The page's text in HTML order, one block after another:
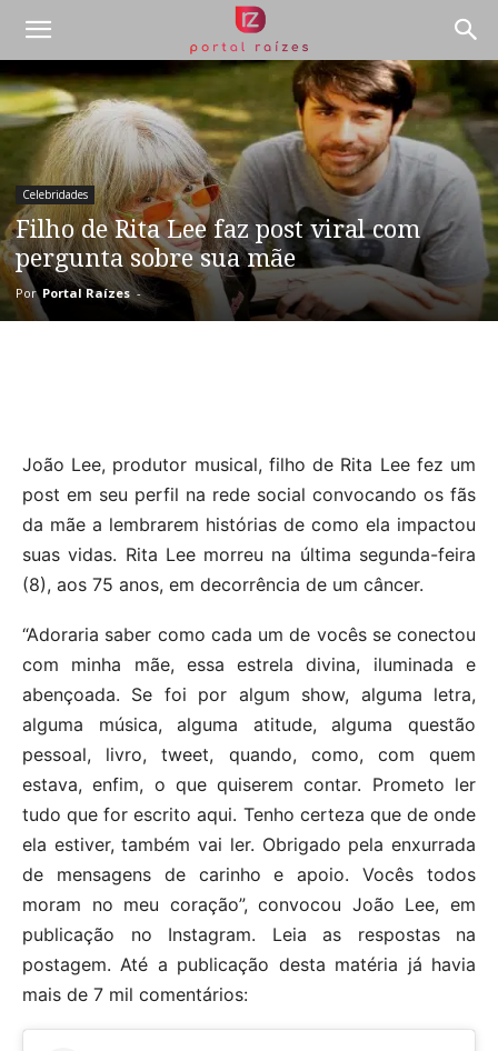
Celebridades
Filho de Rita Lee faz post viral com
pergunta sobre sua mãe
Por Portal Raízes -
João Lee, produtor musical, filho de Rita Lee fez um
post em seu perfil na rede social convocando os fãs
da mãe a lembrarem histórias de como ela impactou
suas vidas. Rita Lee morreu na última segunda-feira
(8), aos 75 anos, em decorrência de um câncer.
“Adoraria saber como cada um de vocês se conectou
com minha mãe, essa estrela divina, iluminada e
abençoada. Se foi por algum show, alguma letra,
alguma música, alguma atitude, alguma questão
pessoal, livro, tweet, quando, como, com quem
estava, enfim, o que quiserem contar. Prometo ler
tudo que for escrito aqui. Tenho certeza que de onde
ela estiver, também vai ler. Obrigado pela enxurrada
de mensagens de carinho e apoio. Vocês todos
moram no meu coração”, convocou João Lee, em
publicação no Instagram. Leia as respostas na
postagem. Até a publicação desta matéria já havia
mais de 7 mil comentários: